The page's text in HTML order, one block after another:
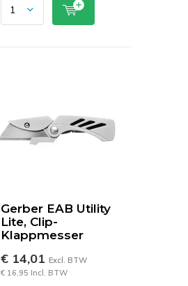
Gerber EAB Utility
Lite, Clip-
Klappmesser
€ 14,01 Excl. BTW
€ 16,95 Incl. BTW